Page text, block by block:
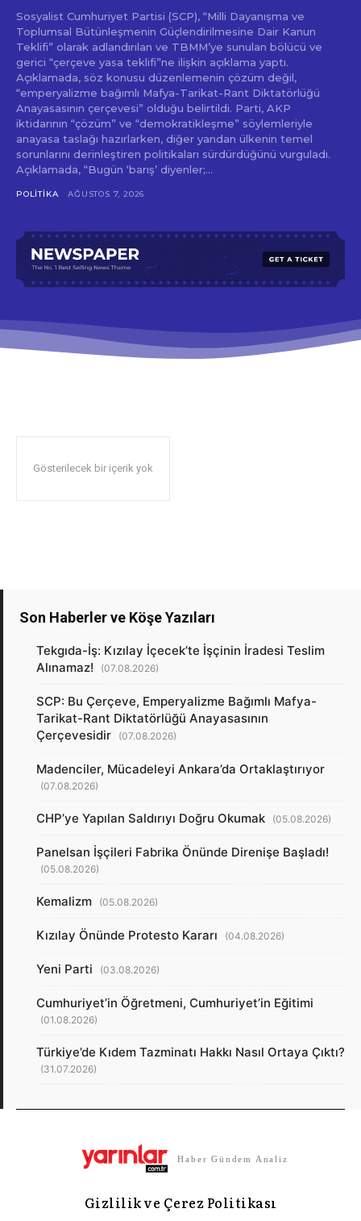
Sosyalist Cumhuriyet Partisi (SCP), “Milli Dayanışma ve
Toplumsal Bütünleşmenin Güçlendirilmesine Dair Kanun
Teklifi” olarak adlandırılan ve TBMM’ye sunulan bölücü ve
gerici “çerçeve yasa teklifi”ne ilişkin açıklama yaptı.
Açıklamada, söz konusu düzenlemenin çözüm değil,
“emperyalizme bağımlı Mafya-Tarikat-Rant Diktatörlüğü
Anayasasının çerçevesi” olduğu belirtildi. Parti, AKP
iktidarının “çözüm” ve “demokratikleşme” söylemleriyle
anayasa taslağı hazırlarken, diğer yandan ülkenin temel
sorunlarını derinleştiren politikaları sürdürdüğünü vurguladı.
Açıklamada, “Bugün ‘barış’ diyenler;...
POLITIKA AĞUSTOS 7, 2026
Gösterilecek bir içerik yok
Son Haberler ve Köşe Yazıları
Tekgıda-İş: Kızılay İçecek’te İşçinin İradesi Teslim
Alınamaz!
(07.08.2026)
SCP: Bu Çerçeve, Emperyalizme Bağımlı Mafya-
Tarikat-Rant Diktatörlüğü Anayasasının
Çerçevesidir
(07.08.2026)
Madenciler, Mücadeleyi Ankara’da Ortaklaştırıyor
(07.08.2026)
CHP’ye Yapılan Saldırıyı Doğru Okumak (05.08.2026)
Panelsan İşçileri Fabrika Önünde Direnişe Başladı!
(05.08.2026)
Kemalizm (05.08.2026)
Kızılay Önünde Protesto Kararı (04.08.2026)
Yeni Parti (03.08.2026)
Cumhuriyet’in Öğretmeni, Cumhuriyet’in Eğitimi
(01.08.2026)
Türkiye’de Kıdem Tazminatı Hakkı Nasıl Ortaya Çıktı?
(31.07.2026)
Haber Gündem Analiz
Gizlilik ve Çerez Politikası